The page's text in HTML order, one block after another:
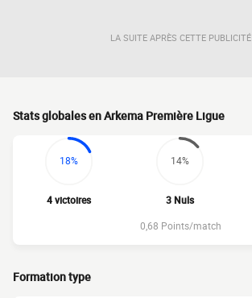
LA SUITE APRÈS CETTE PUBLICITÉ
Stats globales en Arkema Première Ligue
18%
4 victoires
14%
3 Nuls
0,68 Points/match
Formation type